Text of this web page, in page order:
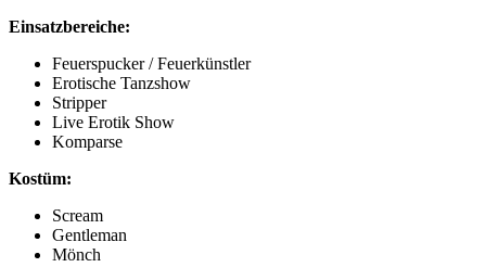
Einsatzbereiche:
Feuerspucker / Feuerkünstler
Erotische Tanzshow
Stripper
Live Erotik Show
Komparse
Kostüm:
Scream
Gentleman
Mönch